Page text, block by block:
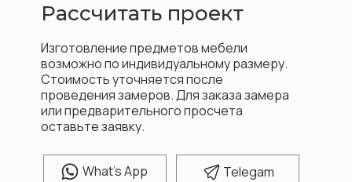
What's App Telegam
Рассчитать проект
Изготовление предметов мебели
возможно по индивидуальному размеру.
Стоимость уточняется после
проведения замеров. Для заказа замера
или предварительного просчета
оставьте заявку.